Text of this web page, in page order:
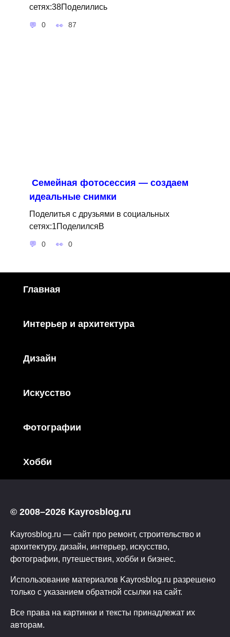
сетях:38Поделились
0 87
Семейная фотосессия — создаем
идеальные снимки
Поделитья с друзьями в социальных
сетях:1ПоделилсяВ
0 0
Главная
Интерьер и архитектура
Дизайн
Искусство
Фотографии
Хобби
© 2008–2026 Kayrosblog.ru
Kayrosblog.ru — сайт про ремонт, строительство и
архитектуру, дизайн, интерьер, искусство,
фотографии, путешествия, хобби и бизнес.
Использование материалов Kayrosblog.ru разрешено
только с указанием обратной ссылки на сайт.
Все права на картинки и тексты принадлежат их
авторам.